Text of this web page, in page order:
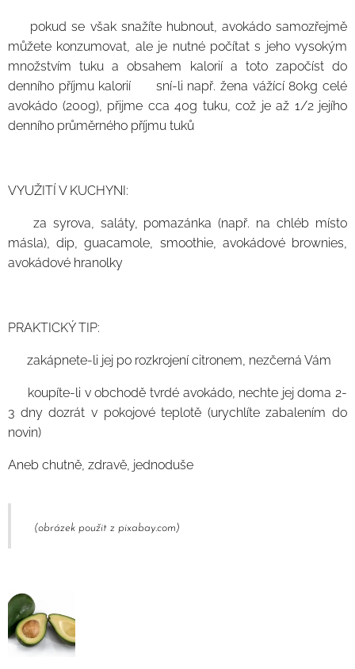
🥑 pokud se však snažíte hubnout, avokádo samozřejmě
můžete konzumovat, ale je nutné počítat s jeho vysokým
množstvím tuku a obsahem kalorií a toto započíst do
denního příjmu kalorií ➡️ sní-li např. žena vážící 80kg celé
avokádo (200g), přijme cca 40g tuku, což je až 1/2 jejího
denního průměrného příjmu tuků
VYUŽITÍ V KUCHYNI:
🥑 za syrova, saláty, pomazánka (např. na chléb místo
másla), dip, guacamole, smoothie, avokádové brownies,
avokádové hranolky
PRAKTICKÝ TIP:
🥑 zakápnete-li jej po rozkrojení citronem, nezčerná Vám
🥑 koupíte-li v obchodě tvrdé avokádo, nechte jej doma 2-
3 dny dozrát v pokojové teplotě (urychlíte zabalením do
novin)
Aneb chutně, zdravě, jednoduše🙂☕️😎
(obrázek použit z pixabay.com)